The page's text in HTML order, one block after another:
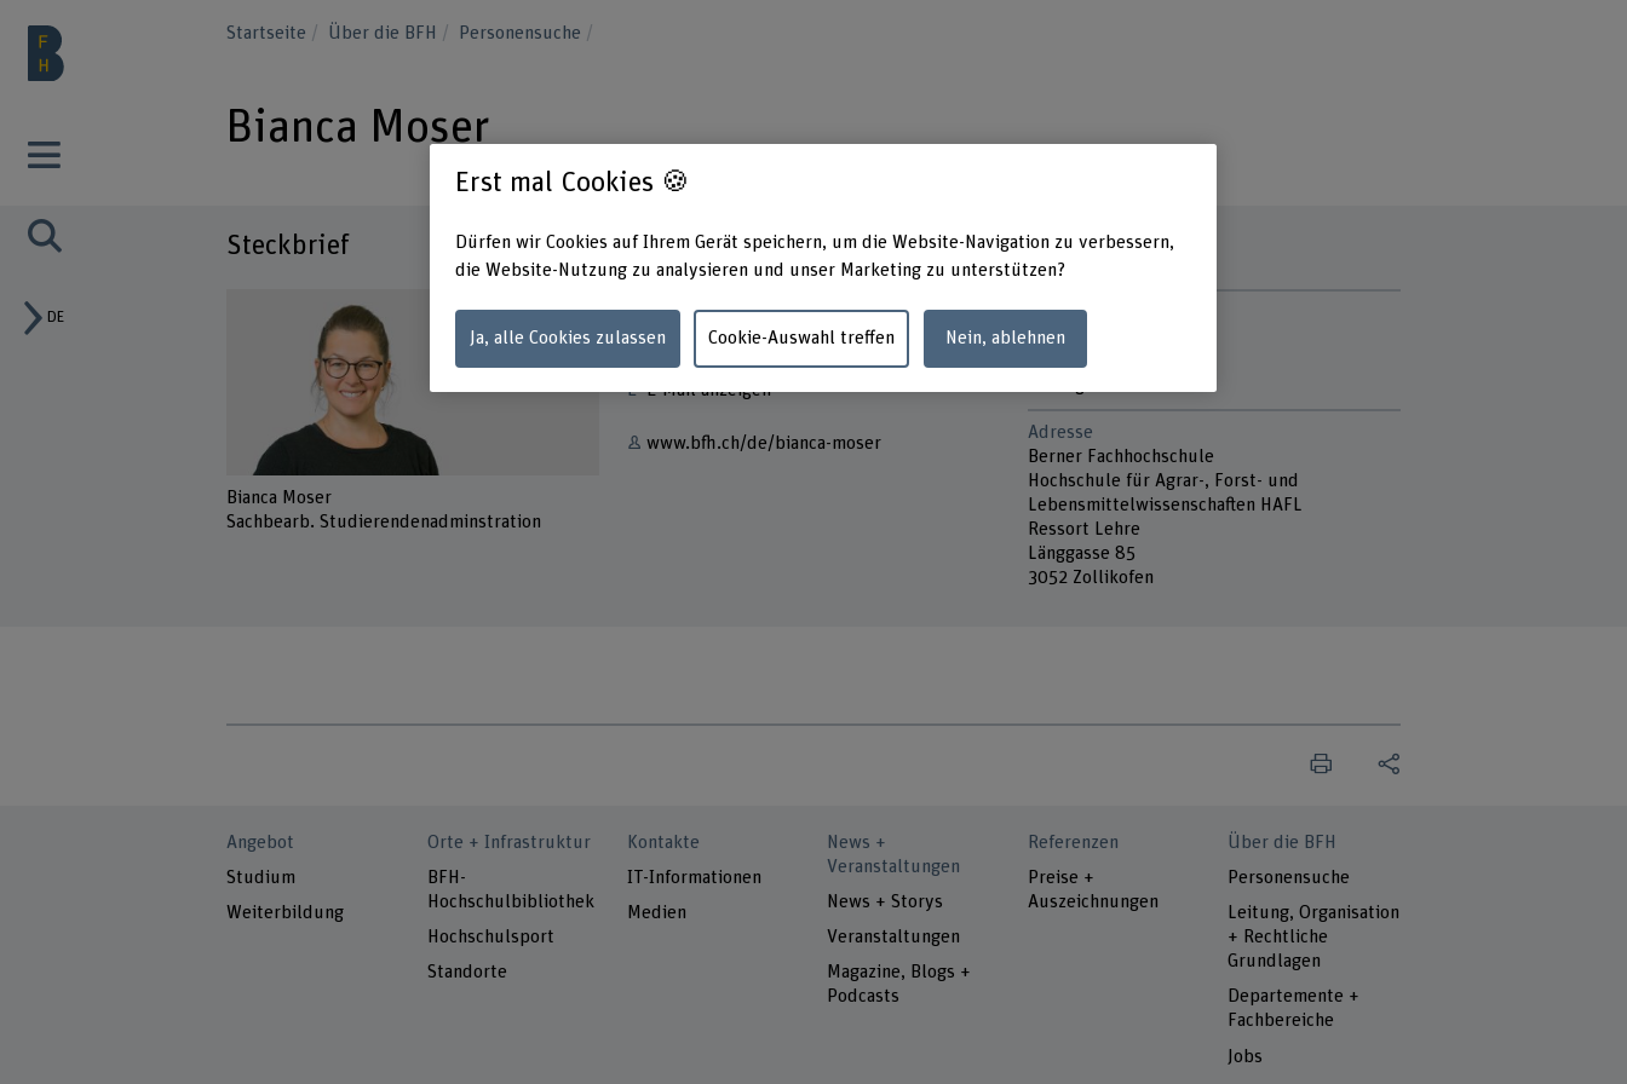
DE
Startseite Über die BFH Personensuche
Bianca Moser
Steckbrief
Bianca Moser
Sachbearb. Studierendenadminstration
Kontakt
E-Mail anzeigen
www.bfh.ch/de/bianca-moser
Präsenzzeit
Mittwoch
Donnerstag
Adresse
Berner Fachhochschule
Hochschule für Agrar-, Forst- und
Lebensmittelwissenschaften HAFL
Ressort Lehre
Länggasse 85
3052 Zollikofen
Angebot
Studium
Weiterbildung
Orte + Infrastruktur
BFH-
Hochschulbibliothek
Hochschulsport
Standorte
Kontakte
IT-Informationen
Medien
News +
Veranstaltungen
News + Storys
Veranstaltungen
Magazine, Blogs +
Podcasts
Referenzen
Preise +
Auszeichnungen
Über die BFH
Personensuche
Leitung, Organisation
+ Rechtliche
Grundlagen
Departemente +
Fachbereiche
Jobs
Erst mal Cookies 🍪
Dürfen wir Cookies auf Ihrem Gerät speichern, um die Website-Navigation zu verbessern,
die Website-Nutzung zu analysieren und unser Marketing zu unterstützen?
Ja, alle Cookies zulassen Cookie-Auswahl treffen Nein, ablehnen